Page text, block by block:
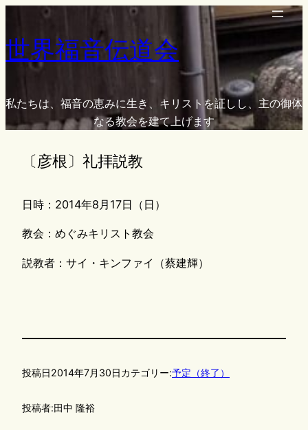
を
ッ
世界福音伝道会
私たちは、福音の恵みに生き、キリストを証しし、主の御体
なる教会を建て上げます
〔彦根〕礼拝説教
日時：2014年8月17日（日）
教会：めぐみキリスト教会
説教者：サイ・キンファイ（蔡建輝）
投稿日2014年7月30日カテゴリー:予定（終了）
投稿者:田中 隆裕